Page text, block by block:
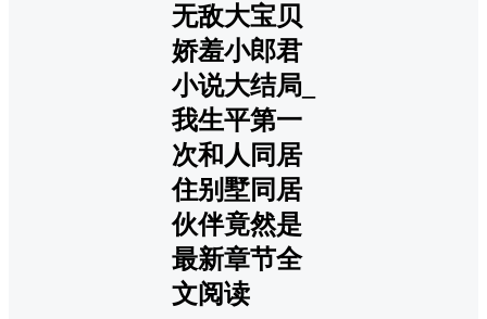
无敌大宝贝
娇羞小郎君
小说大结局_
我生平第一
次和人同居
住别墅同居
伙伴竟然是
最新章节全
文阅读